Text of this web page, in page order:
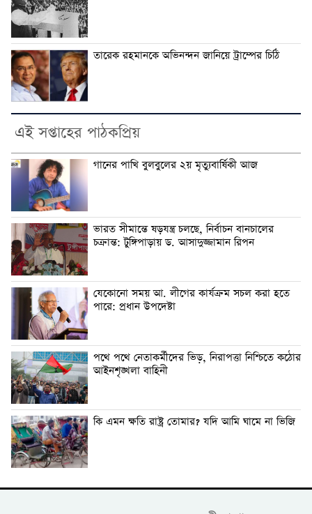
তারেক রহমানকে অ‌ভিনন্দন জা‌নিয়ে ট্রাম্পের চি‌ঠি
এই সপ্তাহের পাঠকপ্রিয়
গানের পাখি বুলবুলের ২য় মৃত্যুবার্ষিকী আজ
ভারত সীমান্তে ষড়যন্ত্র চলছে, নির্বাচন বানচালের
চক্রান্ত: টুঙ্গিপাড়ায় ড. আসাদুজ্জামান রিপন
যেকোনো সময় আ. লীগের কার্যক্রম সচল করা হতে
পারে: প্রধান উপদেষ্টা
পথে পথে নেতাকর্মীদের ভিড়, নিরাপত্তা নিশ্চিতে কঠোর
আইনশৃঙ্খলা বাহিনী
কি এমন ক্ষতি রাষ্ট্র তোমার? যদি আমি ঘামে না ভিজি